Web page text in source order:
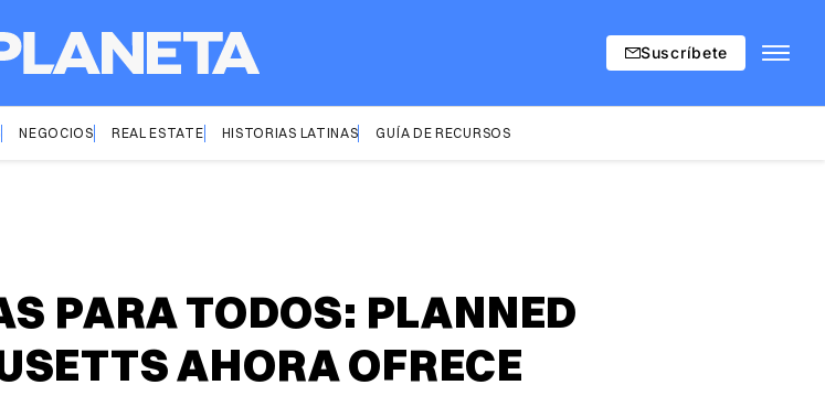
Suscríbete
NEGOCIOS REAL ESTATE HISTORIAS LATINAS GUÍA DE RECURSOS
PARA TODOS: PLANNED
AHORA OFRECE